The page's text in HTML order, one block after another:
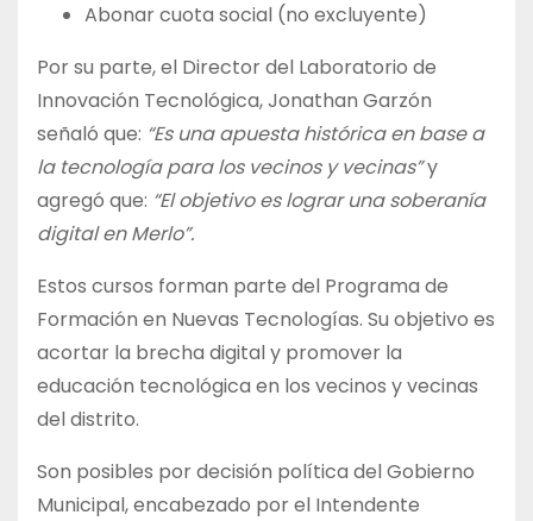
Abonar cuota social (no excluyente)
Por su parte, el Director del Laboratorio de
Innovación Tecnológica, Jonathan Garzón
señaló que: “Es una apuesta histórica en base a
la tecnología para los vecinos y vecinas”y
agregó que: “El objetivo es lograr una soberanía
digital en Merlo”.
Estos cursos forman parte del Programa de
Formación en Nuevas Tecnologías. Su objetivo es
acortar la brecha digital y promover la
educación tecnológica en los vecinos y vecinas
del distrito.
Son posibles por decisión política del Gobierno
Municipal, encabezado por el Intendente